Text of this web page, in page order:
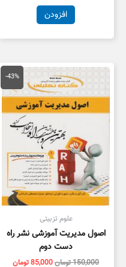
افزودن
-43%
علوم تزبیتی
اصول مدیریت آموزشی نشر راه
دست دوم
150,000تومان
قیمت
اصلی
150,000 تومان
بود.
85,000تومان
قیمت
فعلی
است.